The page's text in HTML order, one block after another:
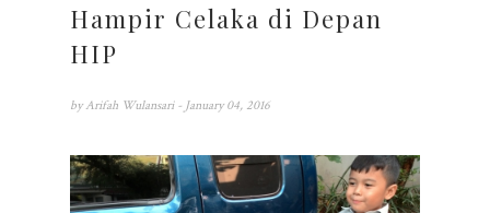
Hampir Celaka di Depan
HIP
by Arifah Wulansari - January 04, 2016